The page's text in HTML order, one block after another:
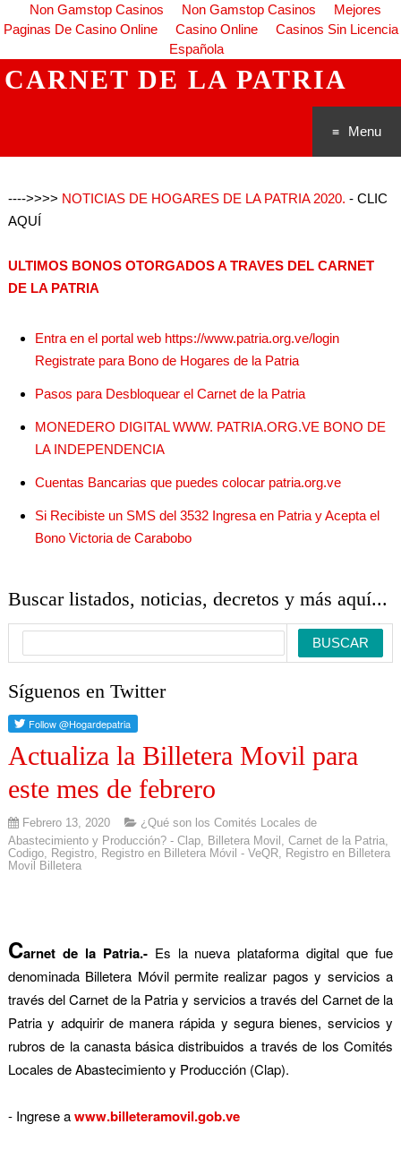
Non Gamstop Casinos Non Gamstop Casinos
Mejores
Paginas De Casino Online
Casino Online
Casinos Sin Licencia
Española
CARNET DE LA PATRIA
Menu
---->>>> NOTICIAS DE HOGARES DE LA PATRIA 2020. - CLIC
AQUÍ
ULTIMOS BONOS OTORGADOS A TRAVES DEL CARNET
DE LA PATRIA
Entra en el portal web https://www.patria.org.ve/login
Registrate para Bono de Hogares de la Patria
Pasos para Desbloquear el Carnet de la Patria
MONEDERO DIGITAL WWW. PATRIA.ORG.VE BONO DE
LA INDEPENDENCIA
Cuentas Bancarias que puedes colocar patria.org.ve
Si Recibiste un SMS del 3532 Ingresa en Patria y Acepta el
Bono Victoria de Carabobo
Buscar listados, noticias, decretos y más aquí...
Síguenos en Twitter
Actualiza la Billetera Movil para
este mes de febrero
Febrero 13, 2020
¿Qué son los Comités Locales de
Abastecimiento y Producción? - Clap, Billetera Movil Carnet de la Patria,
Codigo, Registro, Registro en Billetera Móvil - VeQR,
Registro en Billetera
Movil Billetera
Carnet de la Patria.-Es la nueva plataforma digital que fue
denominada Billetera Móvil permite realizar pagos y servicios a
través del Carnet de la Patriay servicios a través del Carnet de la
Patria y adquirir de manera rápida y segura bienes, servicios y
rubros de la canasta básica distribuidos a través de los Comités
Locales de Abastecimiento y Producción (Clap).
- Ingrese awww.billeteramovil.gob.ve